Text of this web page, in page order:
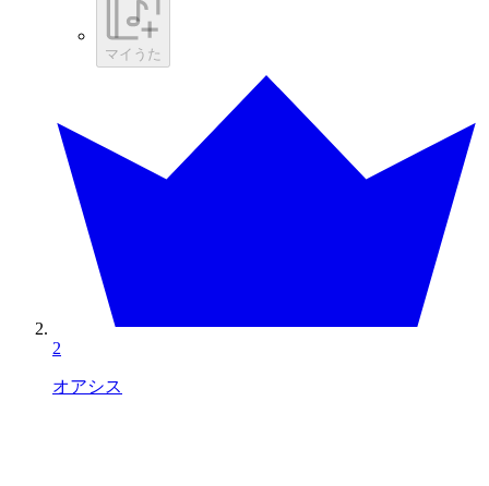
マイうた
2
オアシス